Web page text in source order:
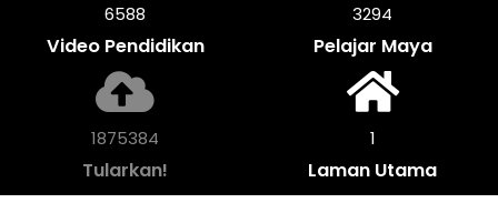
7302
Video Pendidikan
3651
Pelajar Maya
2078636
Tularkan!
1
Laman Utama